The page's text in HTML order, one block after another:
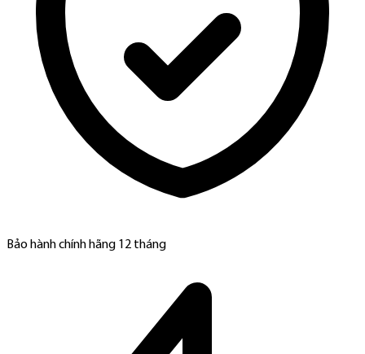
Bảo hành chính hãng 12 tháng